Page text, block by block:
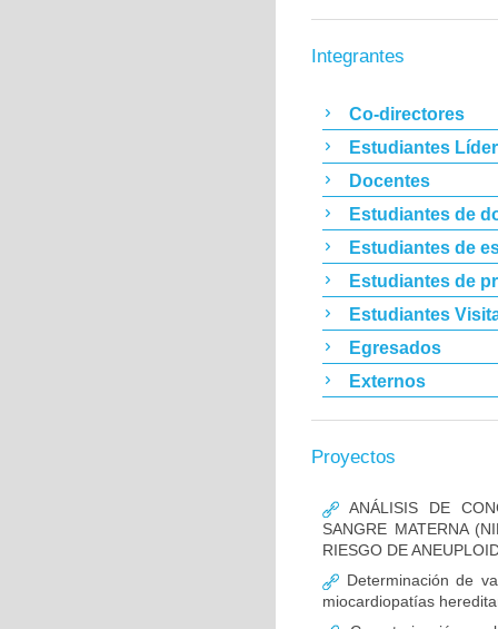
Integrantes
Co-directores
Estudiantes
Docentes
Estudiantes de
Estudiantes de
Estudiantes de
Estudiantes
Egresados
Externos
Proyectos
ANÁLISIS DE
SANGRE MATERNA
RIESGO DE
Determinación de
miocardiopatías